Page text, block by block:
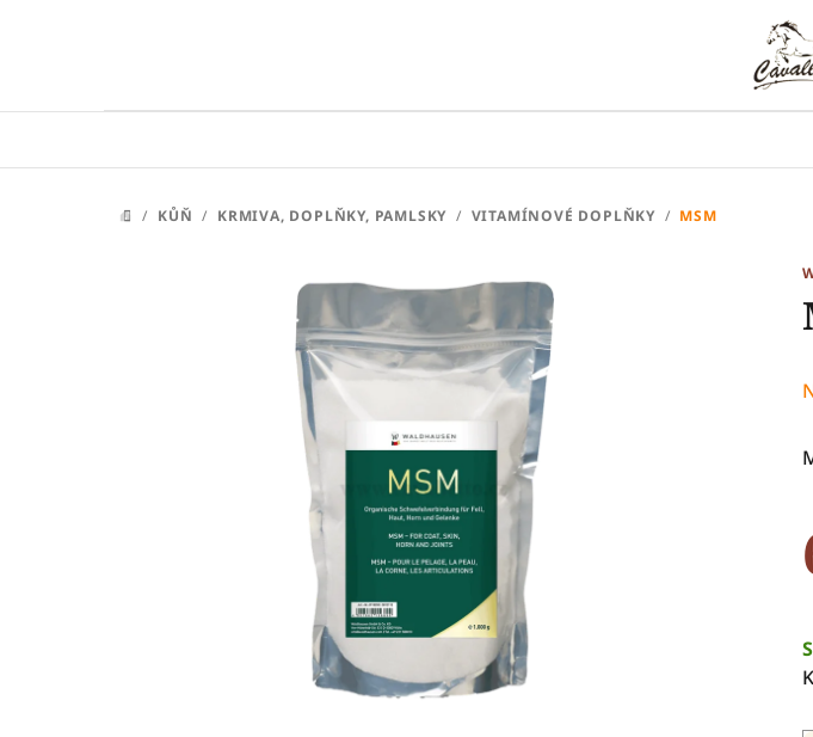
DOMŮ
/ KŮŇ / KRMIVA, DOPLŇKY, PAMLSKY / VITAMÍNOVÉ DOPLŇKY / MSM
z
5